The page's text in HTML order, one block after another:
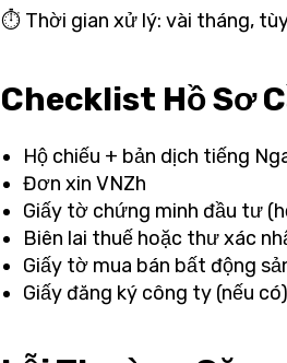
⏱ Thời gian xử lý: vài tháng,
Checklist Hồ Sơ
Hộ chiếu + bản dịch tiếng
Đơn xin VNZh
Giấy tờ chứng minh đầu tư
Biên lai thuế hoặc thư xác
Giấy tờ mua bán bất động
Giấy đăng ký công ty (nếu có)